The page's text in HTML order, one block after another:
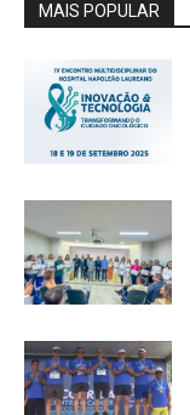
MAIS POPULAR